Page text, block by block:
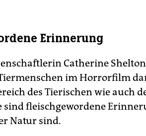
Erinnerung
Catherine
im Horrorfilm
des Tierischen wie auch
sind fleischgewordene
Natur sind.